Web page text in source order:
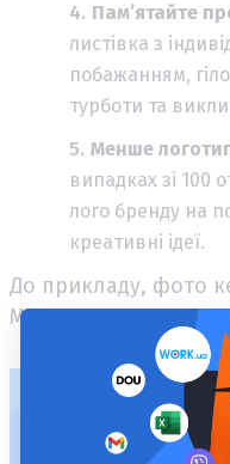
Пам’ятайте
листівка з
побажанням,
турботи та
Менше
випадках зі 100
лого бренду на
креативні ідеї.
До прикладу, фото
MD Manager: